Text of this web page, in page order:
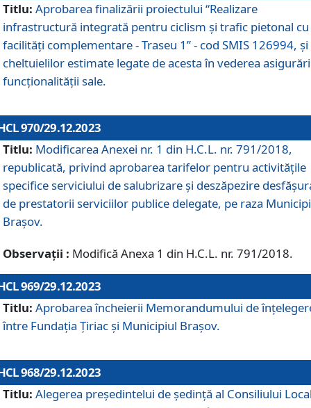
Titlu: Aprobarea finalizării proiectului “Realizare
infrastructură integrată pentru ciclism şi trafic pietonal cu
facilităţi complementare - Traseu 1” - cod SMIS 126994, și
cheltuielilor estimate legate de acesta în vederea
funcționalității sale.
970/29.12.2023
Titlu: Modificarea Anexei nr. 1 din H.C.L. nr. 791/2018,
republicată, privind aprobarea tarifelor pentru activitățile
specifice serviciului de salubrizare și deszăpezire
de prestatorii serviciilor publice delegate, pe raza
Brașov.
Observații : Modifică Anexa 1 din H.C.L. nr. 791/2018.
969/29.12.2023
Titlu: Aprobarea încheierii Memorandumului de
între Fundația Țiriac și Municipiul Brașov.
968/29.12.2023
Titlu: Alegerea preşedintelui de şedinţă al Consiliului